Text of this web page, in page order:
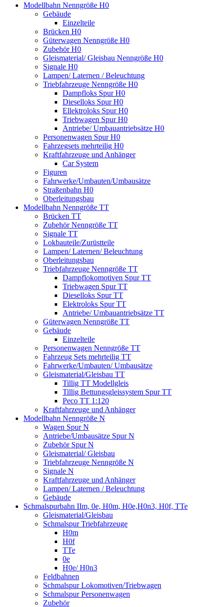
Modellbahn Nenngröße H0
Gebäude
Einzelteile
Brücken H0
Güterwagen Nenngröße H0
Zubehör H0
Gleismaterial/ Gleisbau Nenngröße H0
Signale H0
Lampen/ Laternen / Beleuchtung
Triebfahrzeuge Nenngröße H0
Dampfloks Spur H0
Dieselloks Spur H0
Ellektroloks Spur H0
Triebwagen Spur H0
Antriebe/ Umbauantriebsätze H0
Personenwagen Spur H0
Fahrzegsets mehrteilig H0
Kraftfahrzeuge und Anhänger
Car System
Figuren
Fahrwerke/Umbauten/Umbausätze
Straßenbahn H0
Oberleitungsbau
Modellbahn Nenngröße TT
Brücken TT
Zubehör Nenngröße TT
Signale TT
Lokbauteile/Zurüstteile
Lampen/ Laternen/ Beleuchtung
Oberleitungsbau
Triebfahrzeuge Nenngröße TT
Dampflokomotiven Spur TT
Triebwagen Spur TT
Dieselloks Spur TT
Elektroloks Spur TT
Antriebe/ Umbauantriebsätze TT
Güterwagen Nenngröße TT
Gebäude
Einzelteile
Personenwagen Nenngröße TT
Fahrzeug Sets mehrteilig TT
Fahrwerke/Umbauten/ Umbausätze
Gleismaterial/Gleisbau TT
Tillig TT Modellgleis
Tillig Bettungsgleissystem Spur TT
Peco TT 1:120
Kraftfahrzeuge und Anhänger
Modellbahn Nenngröße N
Wagen Spur N
Antriebe/Umbausätze Spur N
Zubehör Spur N
Gleismaterial/ Gleisbau
Triebfahrzeuge Nenngröße N
Signale N
Kraftfahrzeuge und Anhänger
Lampen/ Laternen / Beleuchtung
Gebäude
Schmalspurbahn IIm, 0e, H0m, H0e,H0n3, H0f, TTe
Gleismaterial/Gleisbau
Schmalspur Triebfahrzeuge
H0m
H0f
TTe
0e
H0e/ H0n3
Feldbahnen
Schmalspur Lokomotiven/Triebwagen
Schmalspur Personenwagen
Zubehör